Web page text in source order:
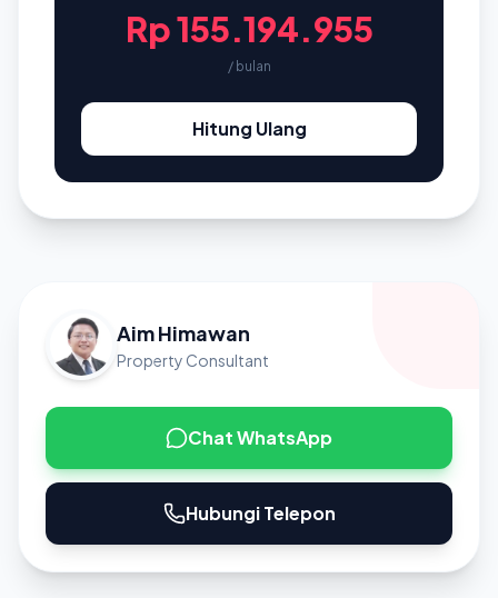
Rp 155.194.955
/ bulan
Hitung Ulang
Aim Himawan
Property Consultant
Chat WhatsApp
Hubungi Telepon